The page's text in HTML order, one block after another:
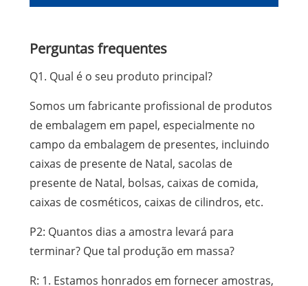
Perguntas frequentes
Q1. Qual é o seu produto principal?
Somos um fabricante profissional de produtos
de embalagem em papel, especialmente no
campo da embalagem de presentes, incluindo
caixas de presente de Natal, sacolas de
presente de Natal, bolsas, caixas de comida,
caixas de cosméticos, caixas de cilindros, etc.
P2: Quantos dias a amostra levará para
terminar? Que tal produção em massa?
R: 1. Estamos honrados em fornecer amostras,